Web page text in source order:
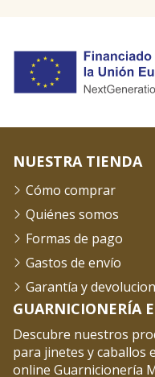
GUARNICIONERÍA
Descubre nuestros
para jinetes y caballos
online Guarnicionería
NUESTRA TIENDA
Cómo comprar
Quiénes somos
Formas de pago
Gastos de envío
Garantía y